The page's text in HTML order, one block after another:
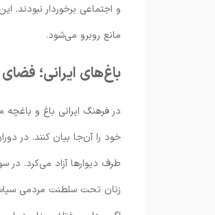
و اجتماعی برخوردار
مانع روبرو می‌شود.
باغ‌های ایرانی؛
در فرهنگ ایرانی باغ و باغچه
خود را آن‌جا بیان کنند. در
طرف دیوارها آزاد می‌کرد. در
زنان تحت سلطنت مردمی